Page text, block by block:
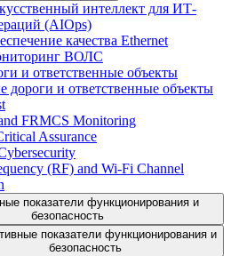
интеллект для ИТ-
(AIOps)
качества Ethernet
ВОЛС
и ответственные объекты
дороги и ответственные объекты
FRMCS Monitoring
Assurance
(RF) and Wi-Fi Channel
показатели функционирования и
безопасность
показатели функционирования и
безопасность